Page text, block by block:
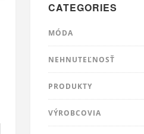
CATEGORIES
MÓDA
NEHNUTEĽNOSŤ
PRODUKTY
VÝROBCOVIA